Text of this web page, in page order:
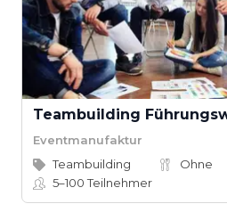
Eventmanufaktur
Teambuilding
Ohne
5–100Teilnehmer